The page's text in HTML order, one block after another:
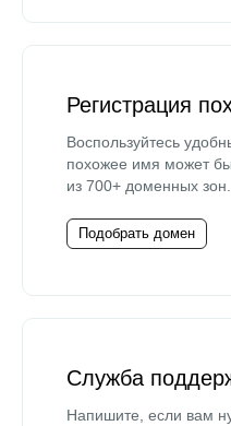
Регистрация
Воспользуйтесь
похожее имя может
из 700+ доменных зон.
Подобрать домен
Служба
Напишите, если вам